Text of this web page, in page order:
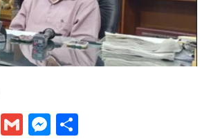
WhatsApp
GmailMessenger